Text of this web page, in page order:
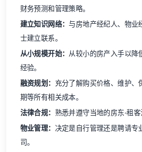
财务预测和管理策略。
建立知识网络：与房地产经纪人、物业
士建立联系。
从小规模开始： 从较小的房产入手以降
经验。
融资规划： 充分了解购买价格、维护、
期等所有相关成本。
法律合规： 熟悉并遵守当地的房东-租客
物业管理： 决定是自行管理还是聘请专
司。